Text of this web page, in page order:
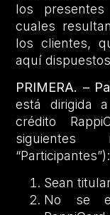
los
cuales
los clientes,
aquí
PRIMERA. –
está dirigida
crédito
siguientes
“Participantes”):
Sean
No se